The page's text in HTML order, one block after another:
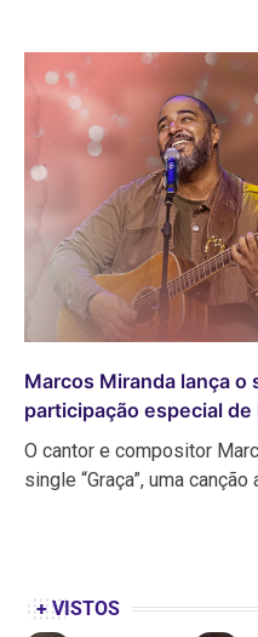
Marcos Miranda lança o
participação especial de
O cantor e compositor
single “Graça”, uma canção
+ VISTOS